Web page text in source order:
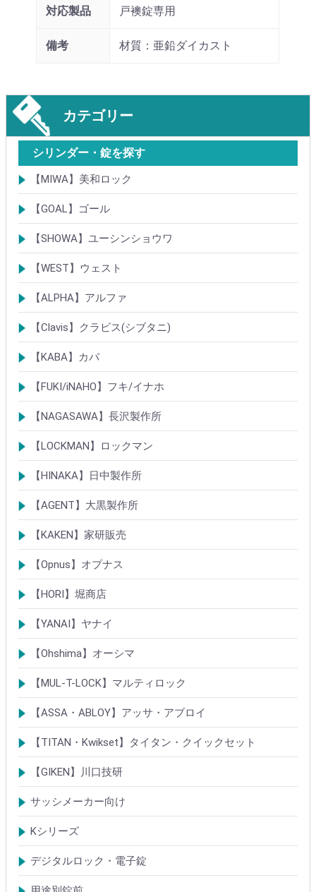
対応製品 戸襖錠専用
備考 材質：亜鉛ダイカスト
カテゴリー
シリンダー・錠を探す
【MIWA】美和ロック
シリンダー
レバーハンドル錠
ケースロック
モノロック
本締錠
引戸錠
引違戸錠
ガラス扉錠
補助錠
グレモン錠
自動施錠錠
面付錠
内部錠
プッシュプル錠
キーレス錠
インダストリアルロック・カムロック
ポスト錠
ハンドル
サムターン
フロントプレート
ストライク
樹脂カバー・非常カバー
交換・補修錠前
交換・補修部材
M品番特殊錠(Kシリーズ)
その他
【GOAL】ゴール
シリンダー
錠
錠前部品
その他
【SHOWA】ユーシンショウワ
シリンダー
錠
その他
【WEST】ウェスト
シリンダー
錠
その他
【ALPHA】アルファ
シリンダー
錠
南京錠
【Clavis】クラビス(シブタニ)
シリンダー
錠
【KABA】カバ
シリンダー
錠・ロック製品
【FUKI/iNAHO】フキ/イナホ
TIERKEYシリンダー
ロック製品
【NAGASAWA】長沢製作所
シリンダー
古代・古代ネオ装飾錠
KEYLEX/キーレックス
レバーハンドルシリーズ
【LOCKMAN】ロックマン
メガクロスSPシリンダー
デジタルロック
【HINAKA】日中製作所
SEPA/HDSシリンダー
SEPA・AGE・GIAロック製品
【AGENT】大黒製作所
LSシリンダー
錠・ロック製品
【KAKEN】家研販売
ベルウェーブキー
ロック製品
【Opnus】オプナス
シリンダー
ロック製品
【HORI】堀商店
シリンダー
錠・ロック製品
【YANAI】ヤナイ
Rシリーズシリンダー
ロック製品
【Ohshima】オーシマ
シリンダー
錠・ロック製品
【MUL-T-LOCK】マルティロック
シリンダー
南京錠
【ASSA・ABLOY】アッサ・アブロイ
シリンダー
ロック製品
【TITAN・Kwikset】タイタン・クイックセット
シリンダー
錠
【GIKEN】川口技研
鍵ケース/ラッチング
室内錠シリーズ
サッシメーカー向け
TOSTEMトステム(LIXILリクシル)
新日軽
三協(立山)アルミ
YKK
ミサワホーム
セキスイ
YAMAHA
ダイワハウス
松下電工・ナショナル住宅
不二サッシ
その他
Kシリーズ
【KH】アルミサッシ用引戸錠
【M】ミワ特殊錠
【G】ゴール特殊錠
【S】ショウワ特殊錠
【R】各社特殊錠
【MCY】ミワ取替用シリンダー
【GCY】ゴール取替用シリンダー
【SCY】ショウワ取替用シリンダー
【WCY】ウェスト取替用シリンダー
【ACY】アルファ取替用シリンダー
【KCY】コダイ取替用シリンダー
【KC】クレセントシリーズ
その他Kシリーズ
デジタルロック・電子錠
扉加工あり
扉加工なし(軽微な加工)
ICキー・タグ・カード